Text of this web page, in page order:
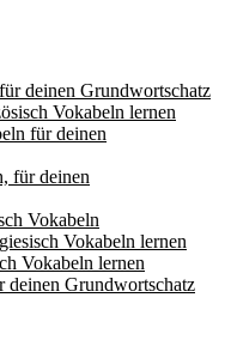
deinen Grundwortschatz
Vokabeln lernen
für deinen
für deinen
Vokabeln
Vokabeln lernen
Vokabeln lernen
deinen Grundwortschatz